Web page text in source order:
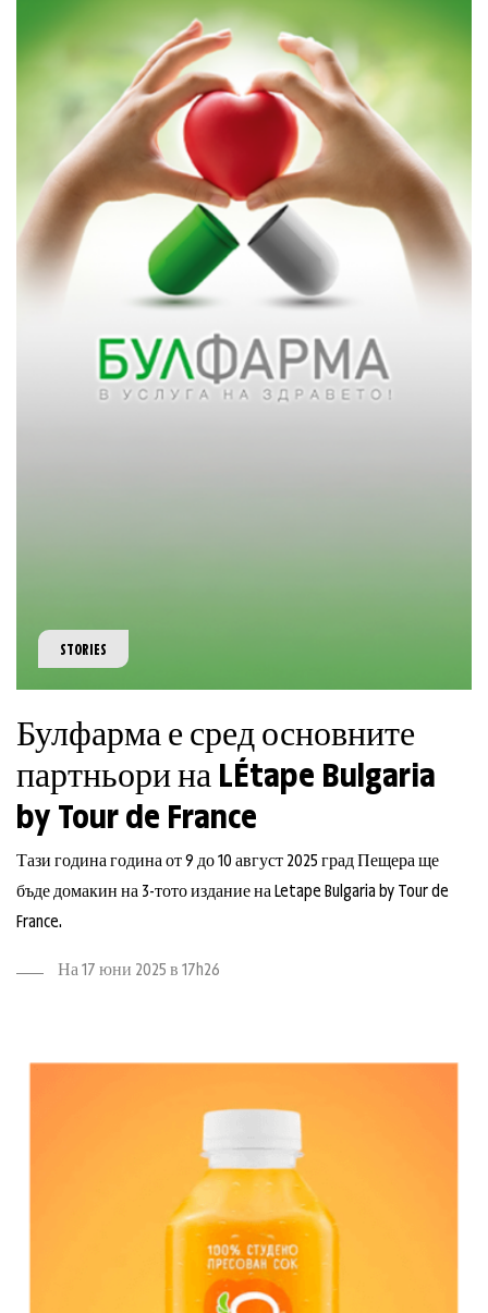
STORIES
Булфарма е сред основните
партньори на LÉtape Bulgaria
by Tour de France
Тази година година от 9 до 10 август 2025 град Пещера ще
бъде домакин на 3-тото издание на Letape Bulgaria by Tour de
France.
На 17 юни 2025 в 17h26